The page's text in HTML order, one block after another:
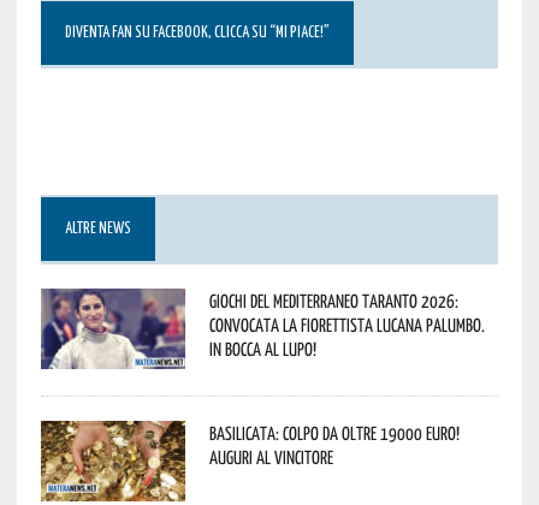
DIVENTA FAN SU FACEBOOK, CLICCA SU “MI PIACE!”
ALTRE NEWS
Giochi del Mediterraneo Taranto 2026:
convocata la fiorettista lucana Palumbo.
In bocca al lupo!
Basilicata: colpo da oltre 19000 Euro!
Auguri al vincitore